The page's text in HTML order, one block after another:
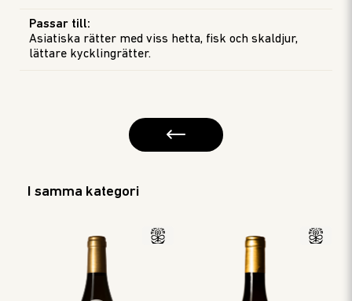
Passar till:
Asiatiska rätter med viss hetta, fisk och skaldjur,
lättare kycklingrätter.
I samma kategori